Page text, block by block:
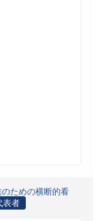
ための横断的看
表者